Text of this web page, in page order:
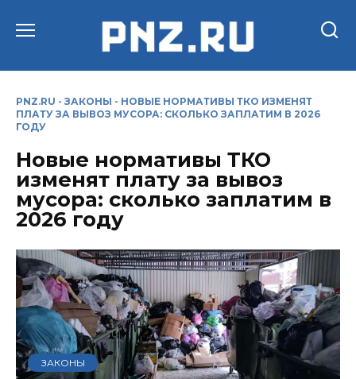
PNZ.RU - ЗАКОНЫ - НОВЫЕ НОРМАТИВЫ ТКО ИЗМЕНЯТ
ПЛАТУ ЗА ВЫВОЗ МУСОРА: СКОЛЬКО ЗАПЛАТИМ В 2026
ГОДУ
Новые нормативы ТКО
изменят плату за вывоз
мусора: сколько заплатим в
2026 году
ЗАКОНЫ